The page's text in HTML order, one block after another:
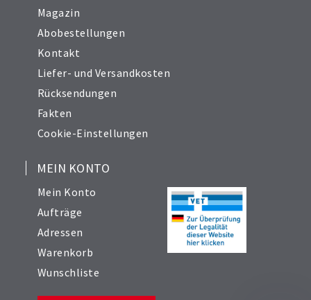
Magazin
Abobestellungen
Kontakt
Liefer- und Versandkosten
Rücksendungen
Fakten
Cookie-Einstellungen
MEIN KONTO
Mein Konto
Aufträge
Adressen
Warenkorb
Wunschliste